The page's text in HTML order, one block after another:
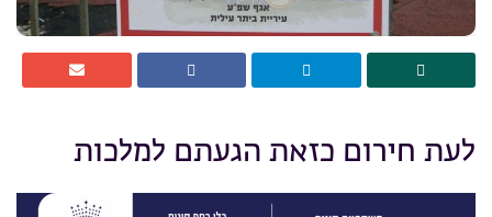
לעת חירום כזאת הגעתם למלכות